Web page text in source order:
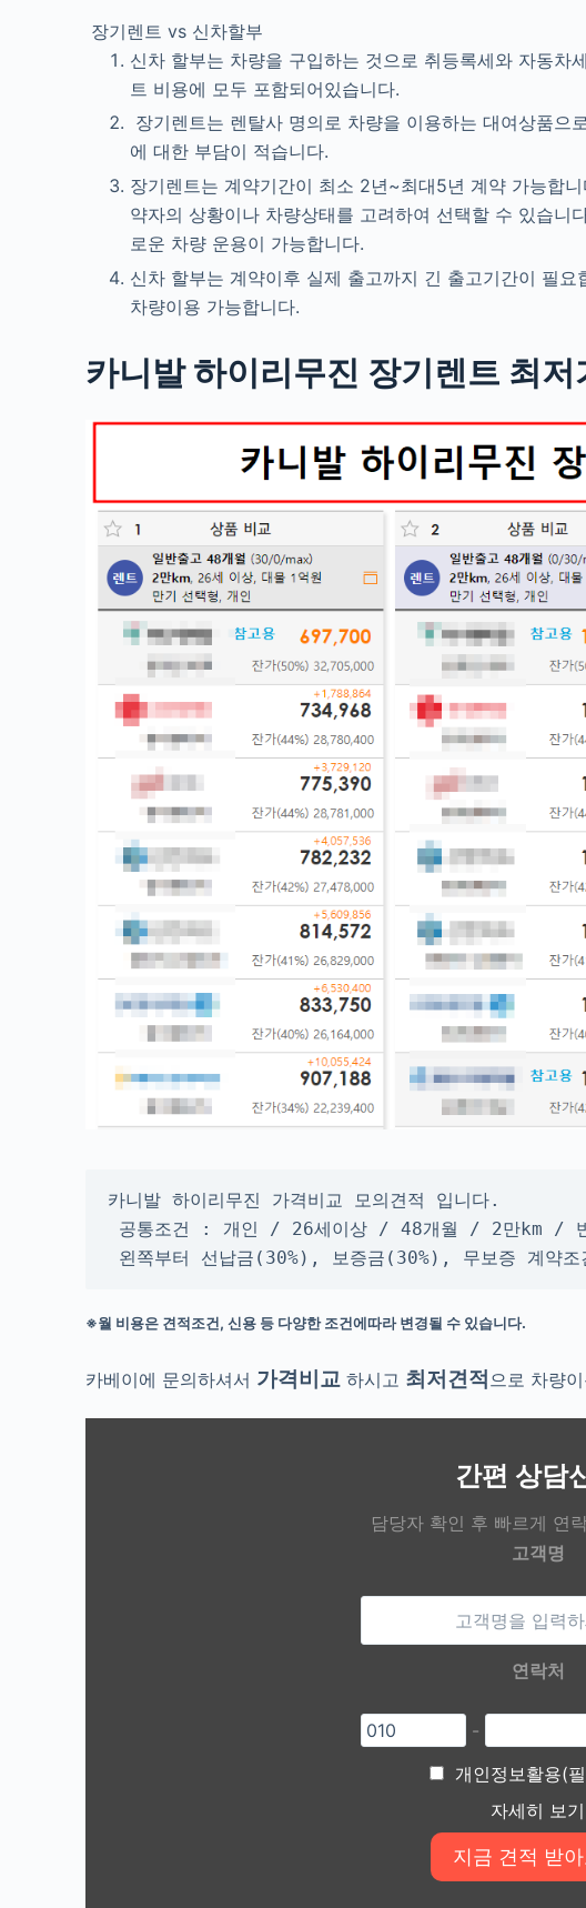
장기렌트 vs 신차할부
신차 할부는 차량을 구입하는 것으로 취등록세와 자동차
트 비용에 모두 포함되어있습니다.
장기렌트는 렌탈사 명의로 차량을 이용하는 대여상품으
에 대한 부담이 적습니다.
장기렌트는 계약기간이 최소 2년~최대5년 계약 가능합
약자의 상황이나 차량상태를 고려하여 선택할 수 있습니
로운 차량 운용이 가능합니다.
신차 할부는 계약이후 실제 출고까지 긴 출고기간이 필
차량이용 가능합니다.
카니발 하이리무진 장기렌트 최
카니발 하이리무진 가격비교 모의견적 입니다.
공통조건 : 개인 / 26세이상 / 48개월 / 2만km /
왼쪽부터 선납금(30%), 보증금(30%), 무보증 계약조
※월 비용은 견적조건, 신용 등 다양한 조건에따라 변경될 수 있습니다.
카베이에 문의하셔서 가격비교 하시고 최저견적 으로 차량
간편 상담
담당자 확인 후 빠르게 연
고객명
연락처
-
개인정보활용(
자세히 보기